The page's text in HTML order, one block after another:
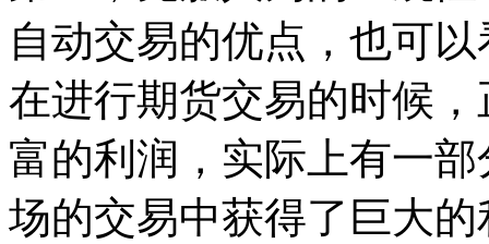
自动交易的优点，也可
在进行期货交易的时候
富的利润，实际上有一
场的交易中获得了巨大